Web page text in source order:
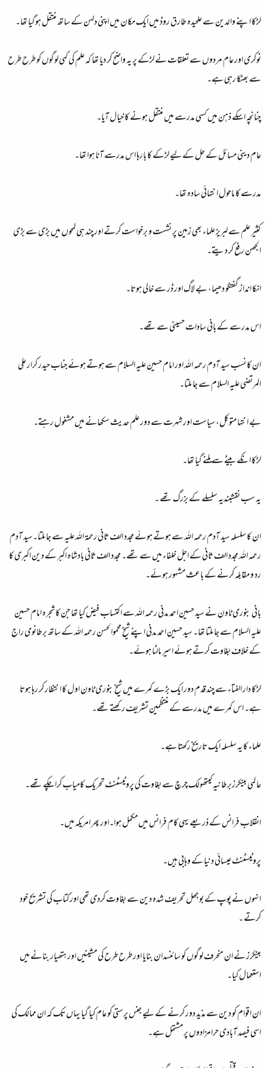
لڑکا اپنے والدین سے علحیدہ طارق روڈ میں ایک مکان میں اپنی دلہن کے ساتھ منتقل ہوگیا تھا۔
نوکری اور عام مردوں سے تعلقات نے لڑکے پر یہ واضح کر دیا تھا کہ علم کی کمی لوگوں کو طرح طرح
سے بھٹکا رہی ہے۔
چنانچہ اسکے ذہن میں کسی مدرسے میں منتقل ہونے کا خیال آیا۔
عام دینی مسائل کے حل کے لیے لڑکے کا بارہا اس مدرسے آنا ہوا تھا۔
مدرسے کا ماحول انتہائی سادہ تھا۔
کثیر علم سے لبریز علماء بھی زمین پر نشست و برخواست کرتے اور چند ہی لمحوں میں بڑی سے بڑی
الجھن رفع کر دیتے۔
انکا انداز گفتگو دھیما، بے لاگ اور ڈر سے خالی ہوتا۔
اس مدرسے کے بانی سادات حسینی سے تھے۔
ان کا نسب سید آدم رحمہ اللہ اور امام حسین علیہ السلام سے ہوتے ہوئے جناب حیدر کرار علی
المرتضی علیہ السلام سے جا ملتا۔
بے انتہا متوکل، سیاست اور شہرت سے دور علم حدیث سکھانے میں مشغول رہتے۔
لڑکا انکے بیٹے سے ملنے گیا تھا۔
یہ سب نقشبندیہ سلسلے کے بزرگ تھے ۔
ان کا سلسلہ سید آدم رحمہ اللہ سے ہوتے ہوئے مجدد الف ثانی رحمۃ اللہ علیہ سے جا ملتا۔سید آدم
رحمہ اللہ مجدد الف ثانی کے اجل خلفاء میں سے تھے۔ مجدد الف ثانی بادشاہ اکبر کے دین اکبری کا
رد و مقابلہ کرنے کے باعث مشہور ہوئے۔
بانی بنوری ٹاون نے سید حسین احمد مدنی رحمہ اللہ سے اکتساب فیض کیا تھا جن کا شجرہ امام حسین
علیہ السلام سے جا ملتا تھا۔ سید حسین احمد مدنی اپنے شیخ محموالحسن رحمہ اللہ کے ساتھ برطانوی راج
کے خلاف بغاوت کرتے ہوئے اسیر مالٹا ہوئے۔
لڑکا دار الفتاء سے چند قدم دور ایک بڑے کمرے میں شیخ بنوری ٹاون اول کا انتظار کر رہا ہوتا
ہے۔ اس کمرے میں مدرسے کے منتظمین تشریف رکھتے تھے۔
علماء کا یہ سلسلہ ایک تاریخ رکھتا ہے۔
عا لمی بینکرزبرطانیہ کیتھولک چرچ سے بغاوت کی پروٹیسٹنٹ تحریک کامیاب کرا چکے تھے۔
انقلاب فرانس کے ذریعے یہی کام فرانس میں مکمل ہوا۔اور پھر امریکہ میں۔
پروٹیسٹنٹ عیسائی دنیا کے وہابی ہیں۔
انہوں نے پوپ کے بوجھل تحریف شدہ دین سے بغاوت کردی تھی اور کتاب کی تشریح خود
کرتے ۔
بینکرز نے ان منحرف لوگوں کو سائنسدان بنایا اور طرح طرح کی مشینیں اور ہتھیار بنانے میں
استعمال کیا۔
ان اقوام کو دین سے مذید دور کرنے کے لیے جنس پرستی کو عام کیا گیا یہاں تک کہ ان ممالک کی
اسی فیصد آبادی حرامزادوں پر مشتمل ہے۔